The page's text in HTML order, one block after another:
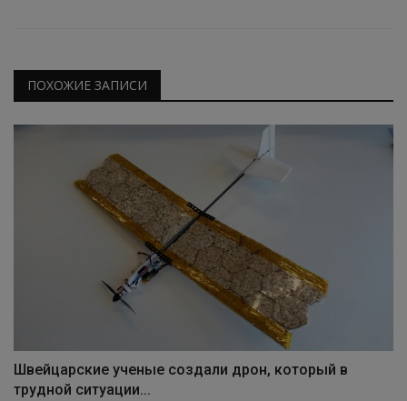
ПОХОЖИЕ ЗАПИСИ
Швейцарские ученые создали дрон, который в
трудной ситуации...